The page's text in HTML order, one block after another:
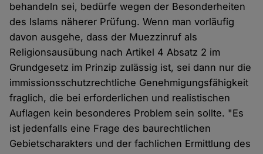
behandeln sei, bedürfe wegen der Besonderheiten
des Islams näherer Prüfung. Wenn man vorläufig
davon ausgehe, dass der Muezzinruf als
Religionsausübung nach Artikel 4 Absatz 2 im
Grundgesetz im Prinzip zulässig ist, sei dann nur die
immissionsschutzrechtliche Genehmigungsfähigkeit
fraglich, die bei erforderlichen und realistischen
Auflagen kein besonderes Problem sein sollte. "Es
ist jedenfalls eine Frage des baurechtlichen
Gebietscharakters und der fachlichen Ermittlung des